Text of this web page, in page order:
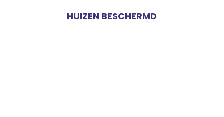
HUIZEN BESCHERMD